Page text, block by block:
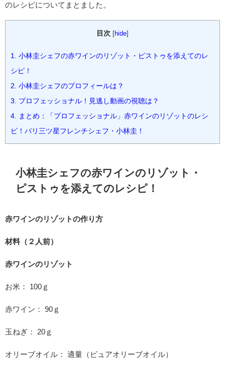
のレシピについてまとました。
目次 [hide]
1. 小林圭シェフの赤ワインのリゾット・ピストゥを添えてのレ
シピ！
2. 小林圭シェフのプロフィールは？
3. プロフェッショナル！見逃し動画の視聴は？
4. まとめ：「プロフェッショナル」赤ワインのリゾットのレシ
ピ！パリ三ツ星フレンチシェフ・小林圭！
小林圭シェフの赤ワインのリゾット・
ピストゥを添えてのレシピ！
赤ワインのリゾットの作り方
材料（２人前）
赤ワインのリゾット
お米： 100ｇ
赤ワイン： 90ｇ
玉ねぎ： 20ｇ
オリーブオイル： 適量（ピュアオリーブオイル）